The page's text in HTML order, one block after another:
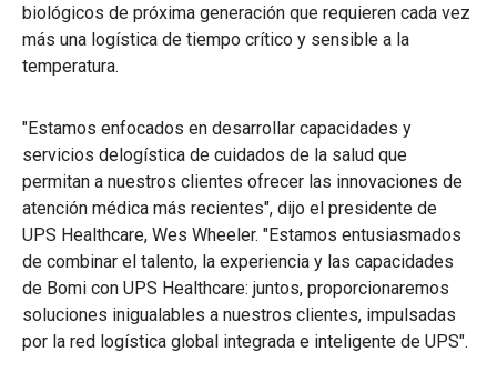
biológicos de próxima generación que requieren cada vez
más una logística de tiempo crítico y sensible a la
temperatura.
"Estamos enfocados en desarrollar capacidades y
servicios delogística de cuidados de la salud que
permitan a nuestros clientes ofrecer las innovaciones de
atención médica más recientes", dijo el presidente de
UPS Healthcare, Wes Wheeler. "Estamos entusiasmados
de combinar el talento, la experiencia y las capacidades
de Bomi con UPS Healthcare: juntos, proporcionaremos
soluciones inigualables a nuestros clientes, impulsadas
por la red logística global integrada e inteligente de UPS".